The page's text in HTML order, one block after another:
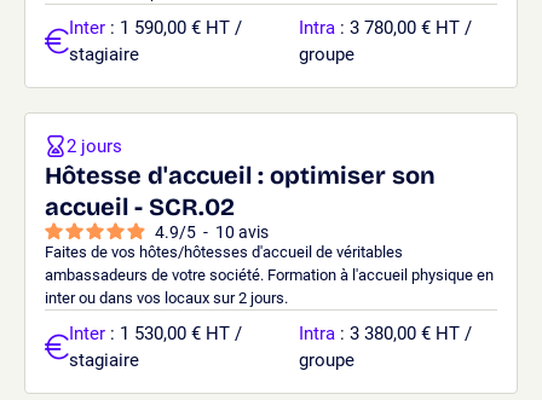
Inter : 1 590,00 € HT /
stagiaire
Intra : 3 780,00 € HT /
groupe
Hôtesse d'accueil : optimiser son
accueil - SCR.02
4.9/5 - 10 avis
Faites de vos hôtes/hôtesses d'accueil de véritables
ambassadeurs de votre société. Formation à l'accueil physique en
inter ou dans vos locaux sur 2 jours.
2 jours
Inter : 1 530,00 € HT /
stagiaire
Intra : 3 380,00 € HT /
groupe